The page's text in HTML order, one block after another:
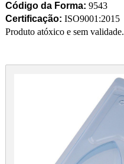
Código da Forma: 9543
Certificação: ISO9001:2015
Produto atóxico e sem validade.